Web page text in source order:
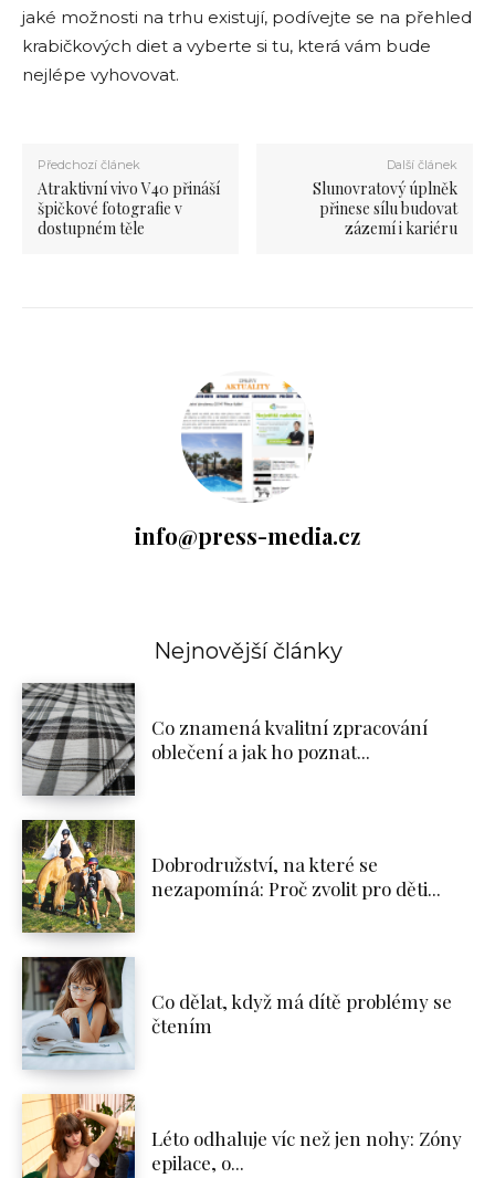
jaké možnosti na trhu existují, podívejte se na přehled
krabičkových diet a vyberte si tu, která vám bude
nejlépe vyhovovat.
Předchozí článek
Atraktivní vivo V40 přináší
špičkové fotografie v
dostupném těle
Další článek
Slunovratový úplněk
přinese sílu budovat
zázemí i kariéru
info@press-media.cz
Nejnovější články
Co znamená kvalitní zpracování
oblečení a jak ho poznat...
Dobrodružství, na které se
nezapomíná: Proč zvolit pro děti...
Co dělat, když má dítě problémy se
čtením
Léto odhaluje víc než jen nohy: Zóny
epilace, o...